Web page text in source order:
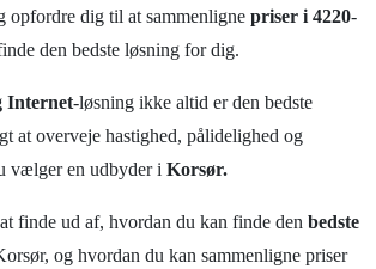
opfordre dig til at sammenligne priser i 4220-
den bedste løsning for dig.
Internet-løsning ikke altid er den bedste
at overveje hastighed, pålidelighed og
vælger en udbyder i Korsør.
finde ud af, hvordan du kan finde den bedste
og hvordan du kan sammenligne priser